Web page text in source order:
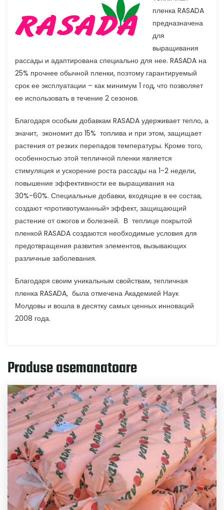
пленка RASADA
предназначена
для
выращивания
рассады и адаптирована специально для нее. RASADA на
25% прочнее обычной пленки, поэтому гарантируемый
срок ее эксплуатации – как минимум 1 год, что позволяет
ее использовать в течение 2 сезонов.
Благодаря особым добавкам RASADA удерживает тепло, а
значит, экономит до 15% топлива и при этом, защищает
растения от резких перепадов температуры. Кроме того,
особенностью этой тепличной пленки является
стимуляция и ускорение роста рассады на 1-2 недели,
повышение эффективности ее выращивания на
30%-60%. Специальные добавки, входящие в ее состав,
создают «противотуманный» эффект, защищающий
растение от ожогов и болезней. В теплице покрытой
пленкой RASADA создаются необходимые условия для
предотвращения развития элементов, вызывающих
различные заболевания.
Благодаря своим уникальным свойствам, тепличная
пленка RASADA, была отмечена Академией Наук
Молдовы и вошла в десятку самых ценных инноваций
2008 года.
Produse asemanatoare